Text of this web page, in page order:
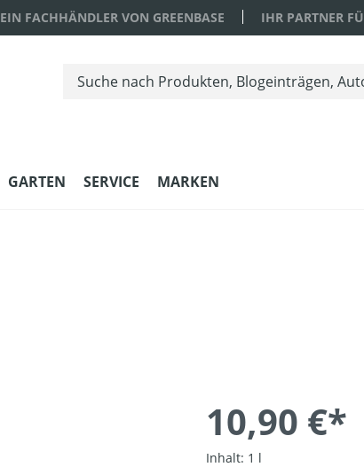
EIN FACHHÄNDLER VON GREENBASE IHR PARTNER
GARTEN SERVICE MARKEN
10,90 €*
Inhalt: 1 l